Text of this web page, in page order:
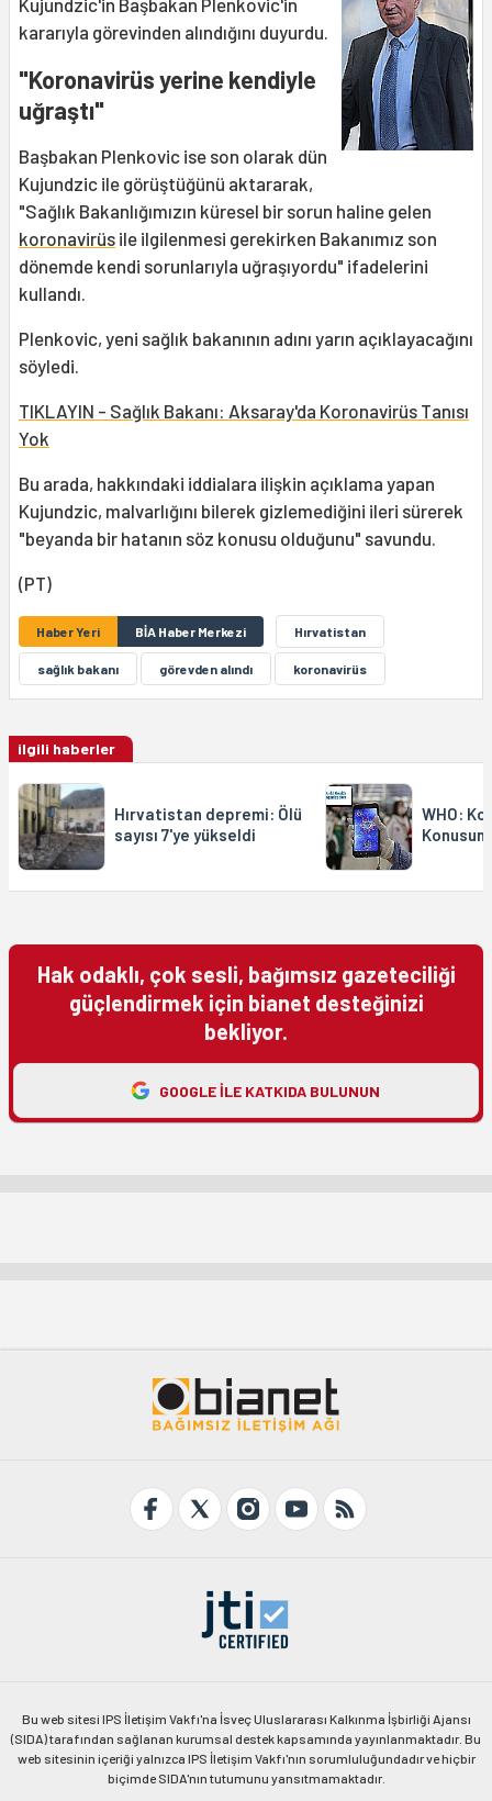
Kujundzic'in Başbakan Plenkovic'in
kararıyla görevinden alındığını duyurdu.
"Koronavirüs yerine kendiyle
uğraştı"
Başbakan Plenkovic ise son olarak dün
Kujundzic ile görüştüğünü aktararak,
"Sağlık Bakanlığımızın küresel bir sorun haline gelen
koronavirüs ile ilgilenmesi gerekirken Bakanımız son
dönemde kendi sorunlarıyla uğraşıyordu" ifadelerini
kullandı.
Plenkovic, yeni sağlık bakanının adını yarın açıklayacağını
söyledi.
TIKLAYIN - Sağlık Bakanı: Aksaray'da Koronavirüs Tanısı
Yok
Bu arada, hakkındaki iddialara ilişkin açıklama yapan
Kujundzic, malvarlığını bilerek gizlemediğini ileri sürerek
"beyanda bir hatanın söz konusu olduğunu" savundu.
(PT)
Haber Yeri BİA Haber Merkezi Hırvatistan
sağlık bakanı görevden alındı koronavirüs
ilgili haberler
Hırvatistan depremi: Ölü
sayısı 7'ye yükseldi
WHO:
Hak odaklı, çok sesli, bağımsız gazeteciliği
güçlendirmek için bianet desteğinizi
bekliyor.
GOOGLE ILE KATKIDA BULUNUN
Bu web sitesi IPS İletişim Vakfı'na İsveç Uluslararası Kalkınma İşbirliği Ajansı
(SIDA) tarafından sağlanan kurumsal destek kapsamında yayınlanmaktadır. Bu
web sitesinin içeriği yalnızca IPS İletişim Vakfı'nın sorumluluğundadır ve hiçbir
biçimde SIDA'nın tutumunu yansıtmamaktadır.